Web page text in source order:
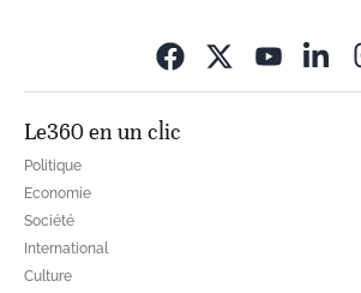
Le360 en un clic
Politique
Economie
Société
International
Culture